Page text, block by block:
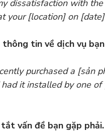
dissatisfaction with
your [location] on
thông tin về dịch vụ
purchased a [sản
it installed by one of
vấn đề bạn gặp phải.